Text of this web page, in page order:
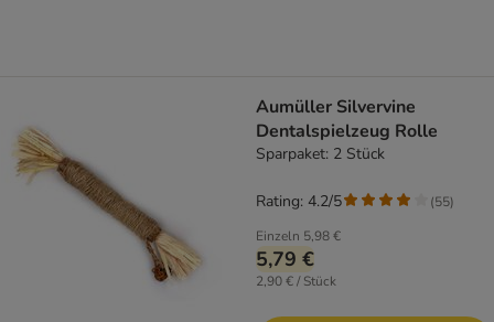
Aumüller Silvervine
Dentalspielzeug Rolle
Sparpaket: 2 Stück
Einzeln 5,98 €
5,79 €
2,90 € / Stück
Rating: 4.2/5 (55)